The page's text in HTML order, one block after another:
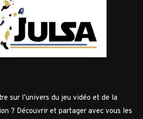
sur l’univers du jeu vidéo et de la
? Découvrir et partager avec vous les